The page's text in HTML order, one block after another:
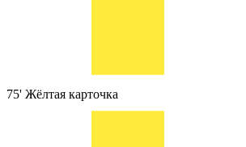
75' Жёлтая карточка